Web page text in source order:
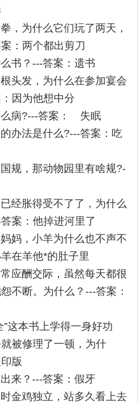
，为什么它们玩了两天，
：两个都出剪刀
书？---答案：遗书
头发，为什么在参加宴会
因为他想中分
么病?---答案： 失眠
办法是什么?---答案：吃
规，那动物园里有啥规?-
经胀得受不了了，为什么
案：他掉进河里了
妈，小羊为什么也不声不
在羊他*的肚子里
应酬交际，虽然每天都很
不断。为什么？---答案：
这本书上学得一身好功
被修理了一顿，为什
版
来？---答案：假牙
金鸡独立，站多久看上去